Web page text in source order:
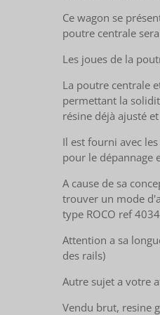
Ce wagon se
poutre centrale
Les joues de la
La poutre centrale
permettant la
résine déjà ajusté
Il est fourni avec
pour le dépannage
A cause de sa
trouver un mode
type ROCO ref
Attention a sa
des rails)
Autre sujet a votre
Vendu brut, resine